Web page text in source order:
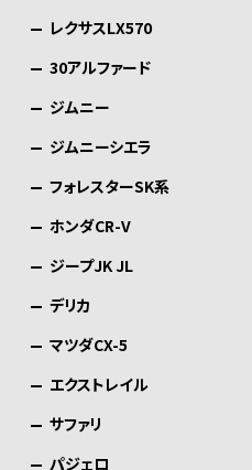
レクサスLX570
30アルファード
ジムニー
ジムニーシエラ
フォレスターSK系
ホンダCR-V
ジープJK JL
デリカ
マツダCX-5
エクストレイル
サファリ
パジェロ